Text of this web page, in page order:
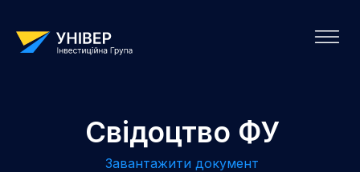
Свідоцтво ФУ
Завантажити документ